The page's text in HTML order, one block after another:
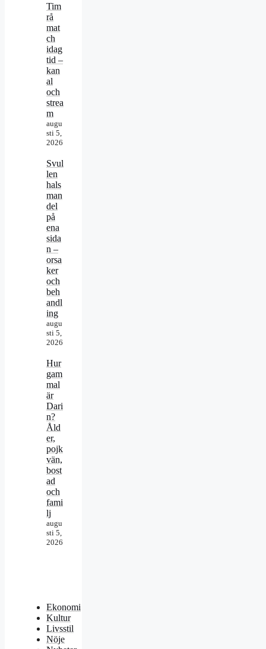
Tim
rå
mat
ch
idag
tid –
kan
al
och
strea
m
augu
sti 5,
2026
Svul
len
hals
man
del
på
ena
sida
n –
orsa
ker
och
beh
andl
ing
augu
sti 5,
2026
Hur
gam
mal
är
Dari
n?
Åld
er,
pojk
vän,
bost
ad
och
fami
lj
augu
sti 5,
2026
Ekonomi
Kultur
Livsstil
Nöje